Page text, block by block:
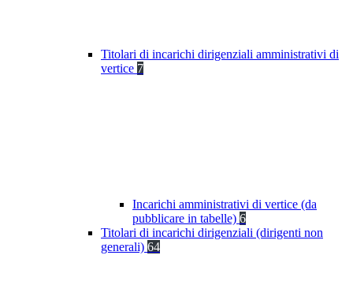
Titolari di incarichi dirigenziali amministrativi di
vertice 7
Incarichi amministrativi di vertice (da
pubblicare in tabelle) 6
Titolari di incarichi dirigenziali (dirigenti non
generali) 64